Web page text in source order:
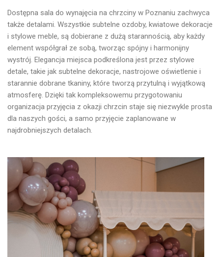
Dostępna sala do wynajęcia na chrzciny w Poznaniu zachwyca
także detalami. Wszystkie subtelne ozdoby, kwiatowe dekoracje
i stylowe meble, są dobierane z dużą starannością, aby każdy
element współgrał ze sobą, tworząc spójny i harmonijny
wystrój. Elegancja miejsca podkreślona jest przez stylowe
detale, takie jak subtelne dekoracje, nastrojowe oświetlenie i
starannie dobrane tkaniny, które tworzą przytulną i wyjątkową
atmosferę. Dzięki tak kompleksowemu przygotowaniu
organizacja przyjęcia z okazji chrzcin staje się niezwykle prosta
dla naszych gości, a samo przyjęcie zaplanowane w
najdrobniejszych detalach.